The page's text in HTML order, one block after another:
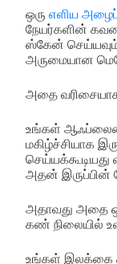
ஒரு எளிய
நேயர்களின்
ஸ்கேன்
அருமையான
அதை
உங்கள்
மகிழ்ச்சியாக
அதன் இருப்பின்
அதாவது அதை
கண் நிலையில்
உங்கள் இலக்கை